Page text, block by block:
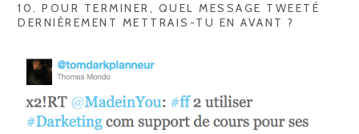
10. POUR TERMINER, QUEL MESSAGE TWEETÉ
DERNIÈREMENT METTRAIS-TU EN AVANT ?